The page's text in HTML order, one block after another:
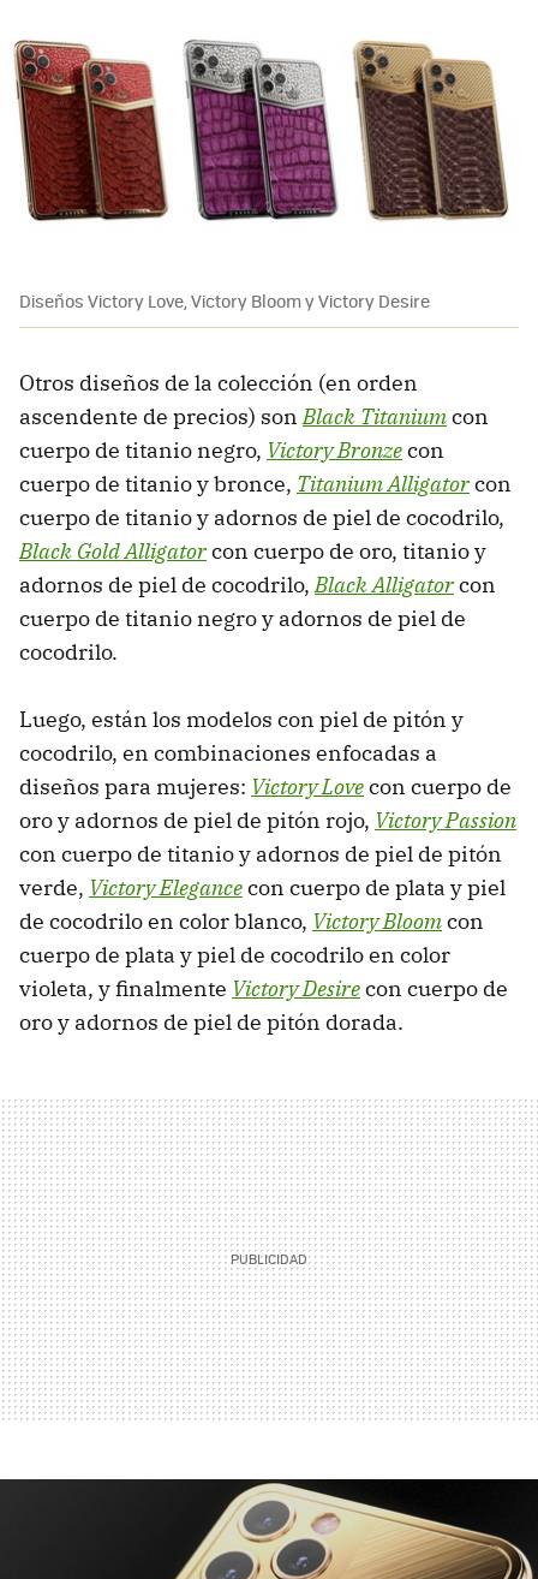
Diseños Victory Love, Victory Bloom y Victory Desire
Otros diseños de la colección (en orden
ascendente de precios) son Black Titaniumcon
cuerpo de titanio negro, Victory Bronzecon
cuerpo de titanio y bronce, Titanium Alligatorcon
cuerpo de titanio y adornos de piel de cocodrilo,
Black Gold Alligatorcon cuerpo de oro, titanio y
adornos de piel de cocodrilo, Black Alligatorcon
cuerpo de titanio negro y adornos de piel de
cocodrilo.
Luego, están los modelos con piel de pitón y
cocodrilo, en combinaciones enfocadas a
diseños para mujeres: Victory Lovecon cuerpo de
oro y adornos de piel de pitón rojo, Victory Passion
con cuerpo de titanio y adornos de piel de pitón
verde, Victory Elegancecon cuerpo de plata y piel
de cocodrilo en color blanco, Victory Bloomcon
cuerpo de plata y piel de cocodrilo en color
violeta, y finalmente Victory Desirecon cuerpo de
oro y adornos de piel de pitón dorada.